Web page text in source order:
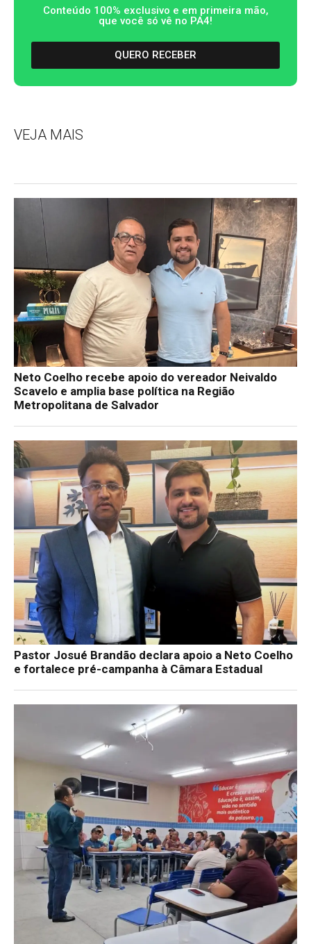
Conteúdo 100% exclusivo e em primeira mão,
que você só vê no PA4!
QUERO RECEBER
VEJA MAIS
Neto Coelho recebe apoio do vereador Neivaldo
Scavelo e amplia base política na Região
Metropolitana de Salvador
Pastor Josué Brandão declara apoio a Neto Coelho
e fortalece pré-campanha à Câmara Estadual